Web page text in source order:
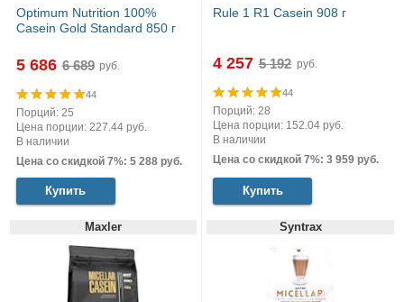
Optimum Nutrition 100%
Casein Gold Standard 850 г
5 686 руб.
44
Порций: 25
Цена порции: 227.44 руб.
В наличии
Цена со скидкой 7%: 5 288 руб.
Купить
Rule 1 R1 Casein 908 г
4 257 руб.
44
Порций: 28
Цена порции: 152.04 руб.
В наличии
Цена со скидкой 7%: 3 959 руб.
Купить
Maxler Syntrax